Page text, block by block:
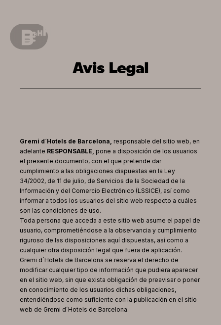
Avis Legal
Gremi d´Hotels de Barcelona, responsable del sitio web, en
adelante RESPONSABLE, pone a disposición de los usuarios
el presente documento, con el que pretende dar
cumplimiento a las obligaciones dispuestas en la Ley
34/2002, de 11 de julio, de Servicios de la Sociedad de la
Información y del Comercio Electrónico (LSSICE), así como
informar a todos los usuarios del sitio web respecto a cuáles
son las condiciones de uso.
Toda persona que acceda a este sitio web asume el papel de
usuario, comprometiéndose a la observancia y cumplimiento
riguroso de las disposiciones aquí dispuestas, así como a
cualquier otra disposición legal que fuera de aplicación.
Gremi d´Hotels de Barcelona se reserva el derecho de
modificar cualquier tipo de información que pudiera aparecer
en el sitio web, sin que exista obligación de preavisar o poner
en conocimiento de los usuarios dichas obligaciones,
entendiéndose como suficiente con la publicación en el sitio
web de Gremi d´Hotels de Barcelona.